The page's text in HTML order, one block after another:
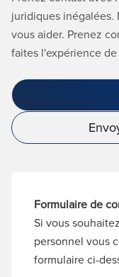
juridiques
vous aider. Prenez
faites l'expérience
Formulaire de
Si vous
personnel vous
formulaire ci-